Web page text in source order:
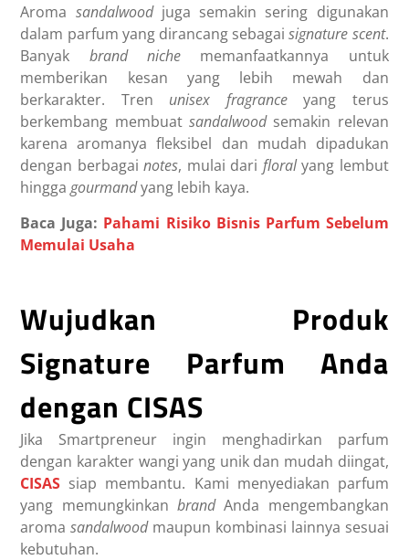
Aroma sandalwoodjuga semakin sering digunakan
dalam parfum yang dirancang sebagaisignature scent.
Banyak brand niche memanfaatkannya untuk
memberikan kesan yang lebih mewah dan
berkarakter. Tren unisex fragranceyang terus
berkembang membuat sandalwoodsemakin relevan
karena aromanya fleksibel dan mudah dipadukan
dengan berbagai notes, mulai dari floralyang lembut
hingga gourmandyang lebih kaya.
Baca Juga: Pahami Risiko Bisnis Parfum Sebelum
Memulai Usaha
Wujudkan Produk
Signature Parfum Anda
dengan CISAS
Jika Smartpreneur ingin menghadirkan parfum
dengan karakter wangi yang unik dan mudah diingat,
CISAS siap membantu. Kami menyediakan parfum
yang memungkinkan brandAnda mengembangkan
aromasandalwood maupun kombinasi lainnya sesuai
kebutuhan.